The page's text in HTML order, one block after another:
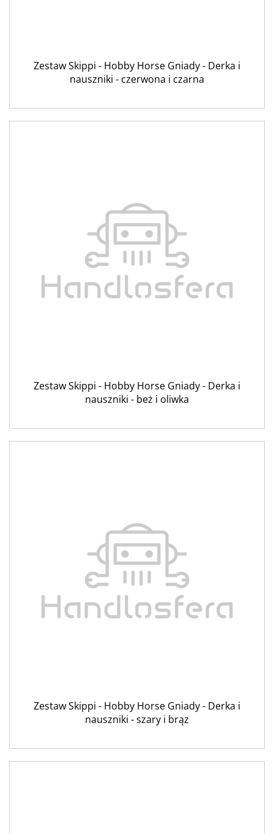
Zestaw Skippi - Hobby Horse Gniady - Derka i
nauszniki - czerwona i czarna
Zestaw Skippi - Hobby Horse Gniady - Derka i
nauszniki - beż i oliwka
Zestaw Skippi - Hobby Horse Gniady - Derka i
nauszniki - szary i brąz